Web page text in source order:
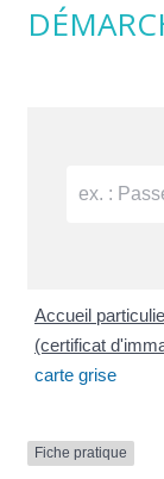
Accueil
(certificat
carte grise
Fiche pratique